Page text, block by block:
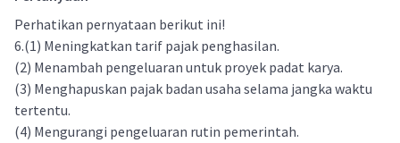
Perhatikan pernyataan berikut ini!
6.(1) Meningkatkan tarif pajak penghasilan.
(2) Menambah pengeluaran untuk proyek padat karya.
(3) Menghapuskan pajak badan usaha selama jangka waktu
tertentu.
(4) Mengurangi pengeluaran rutin pemerintah.